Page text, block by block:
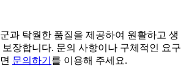
과 탁월한 품질을 제공하여 원활하고 생
장합니다. 문의 사항이나 구체적인 요구
문의하기 를 이용해 주세요.